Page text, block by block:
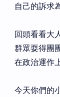
自己的訴求
回頭看看大
群眾耍得團
在政治運作
今天你們的